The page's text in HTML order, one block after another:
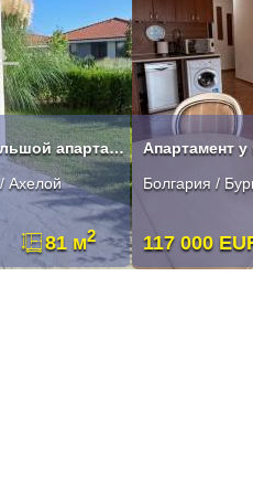
Продается невероятный , большой апартамент
Ахелой
81 м2
Болгария /
117 000